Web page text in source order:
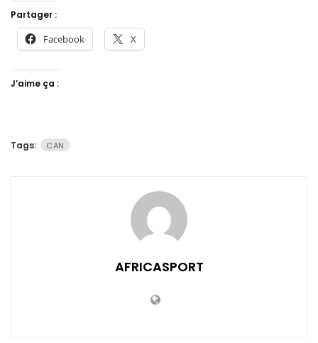
Partager :
Facebook X
J’aime ça :
Tags: CAN
AFRICASPORT